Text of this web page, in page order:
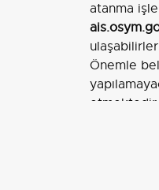
atanma
Önemle
etmektedir.